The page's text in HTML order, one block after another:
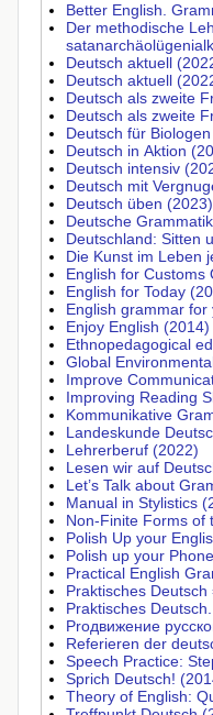
Better English.
Der methodische
Deutsch aktuell
Deutsch aktuell
Deutsch als zweite
Deutsch als zweite
Deutsch für
Deutsch in Aktion
Deutsch intensiv
Deutsch mit
Deutsch üben (2023)
Deutsche
Deutschland: Sitten
Die Kunst im Leben
English for Customs
English for Today
English grammar for
Enjoy English (2014)
Ethnopedagogical
Global
Improve
Improving Reading
Kommunikative
Landeskunde
Lehrerberuf (2022)
Lesen wir auf
Let’s Talk about
Manual in Stylistics
Non-Finite Forms of
Polish Up your
Polish up your
Practical English
Praktisches Deutsch
Praktisches
Proдвижение
Referieren der
Speech Practice:
Sprich Deutsch!
Theory of English: